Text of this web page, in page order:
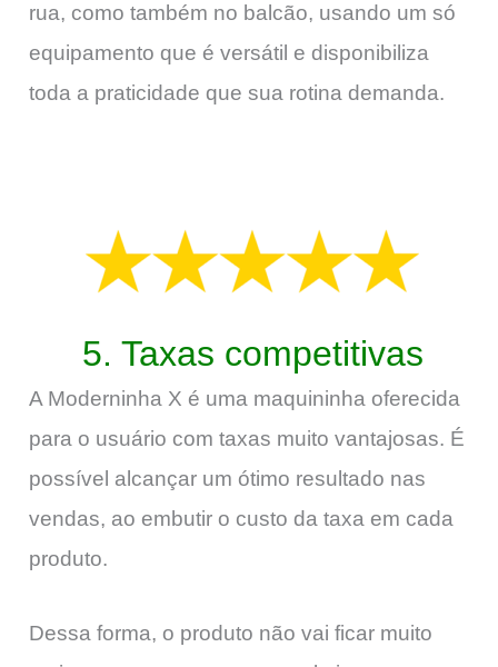
rua, como também no balcão, usando um só
equipamento que é versátil e disponibiliza
toda a praticidade que sua rotina demanda.
5. Taxas competitivas
A Moderninha X é uma maquininha oferecida
para o usuário com taxas muito vantajosas. É
possível alcançar um ótimo resultado nas
vendas, ao embutir o custo da taxa em cada
produto.
Dessa forma, o produto não vai ficar muito